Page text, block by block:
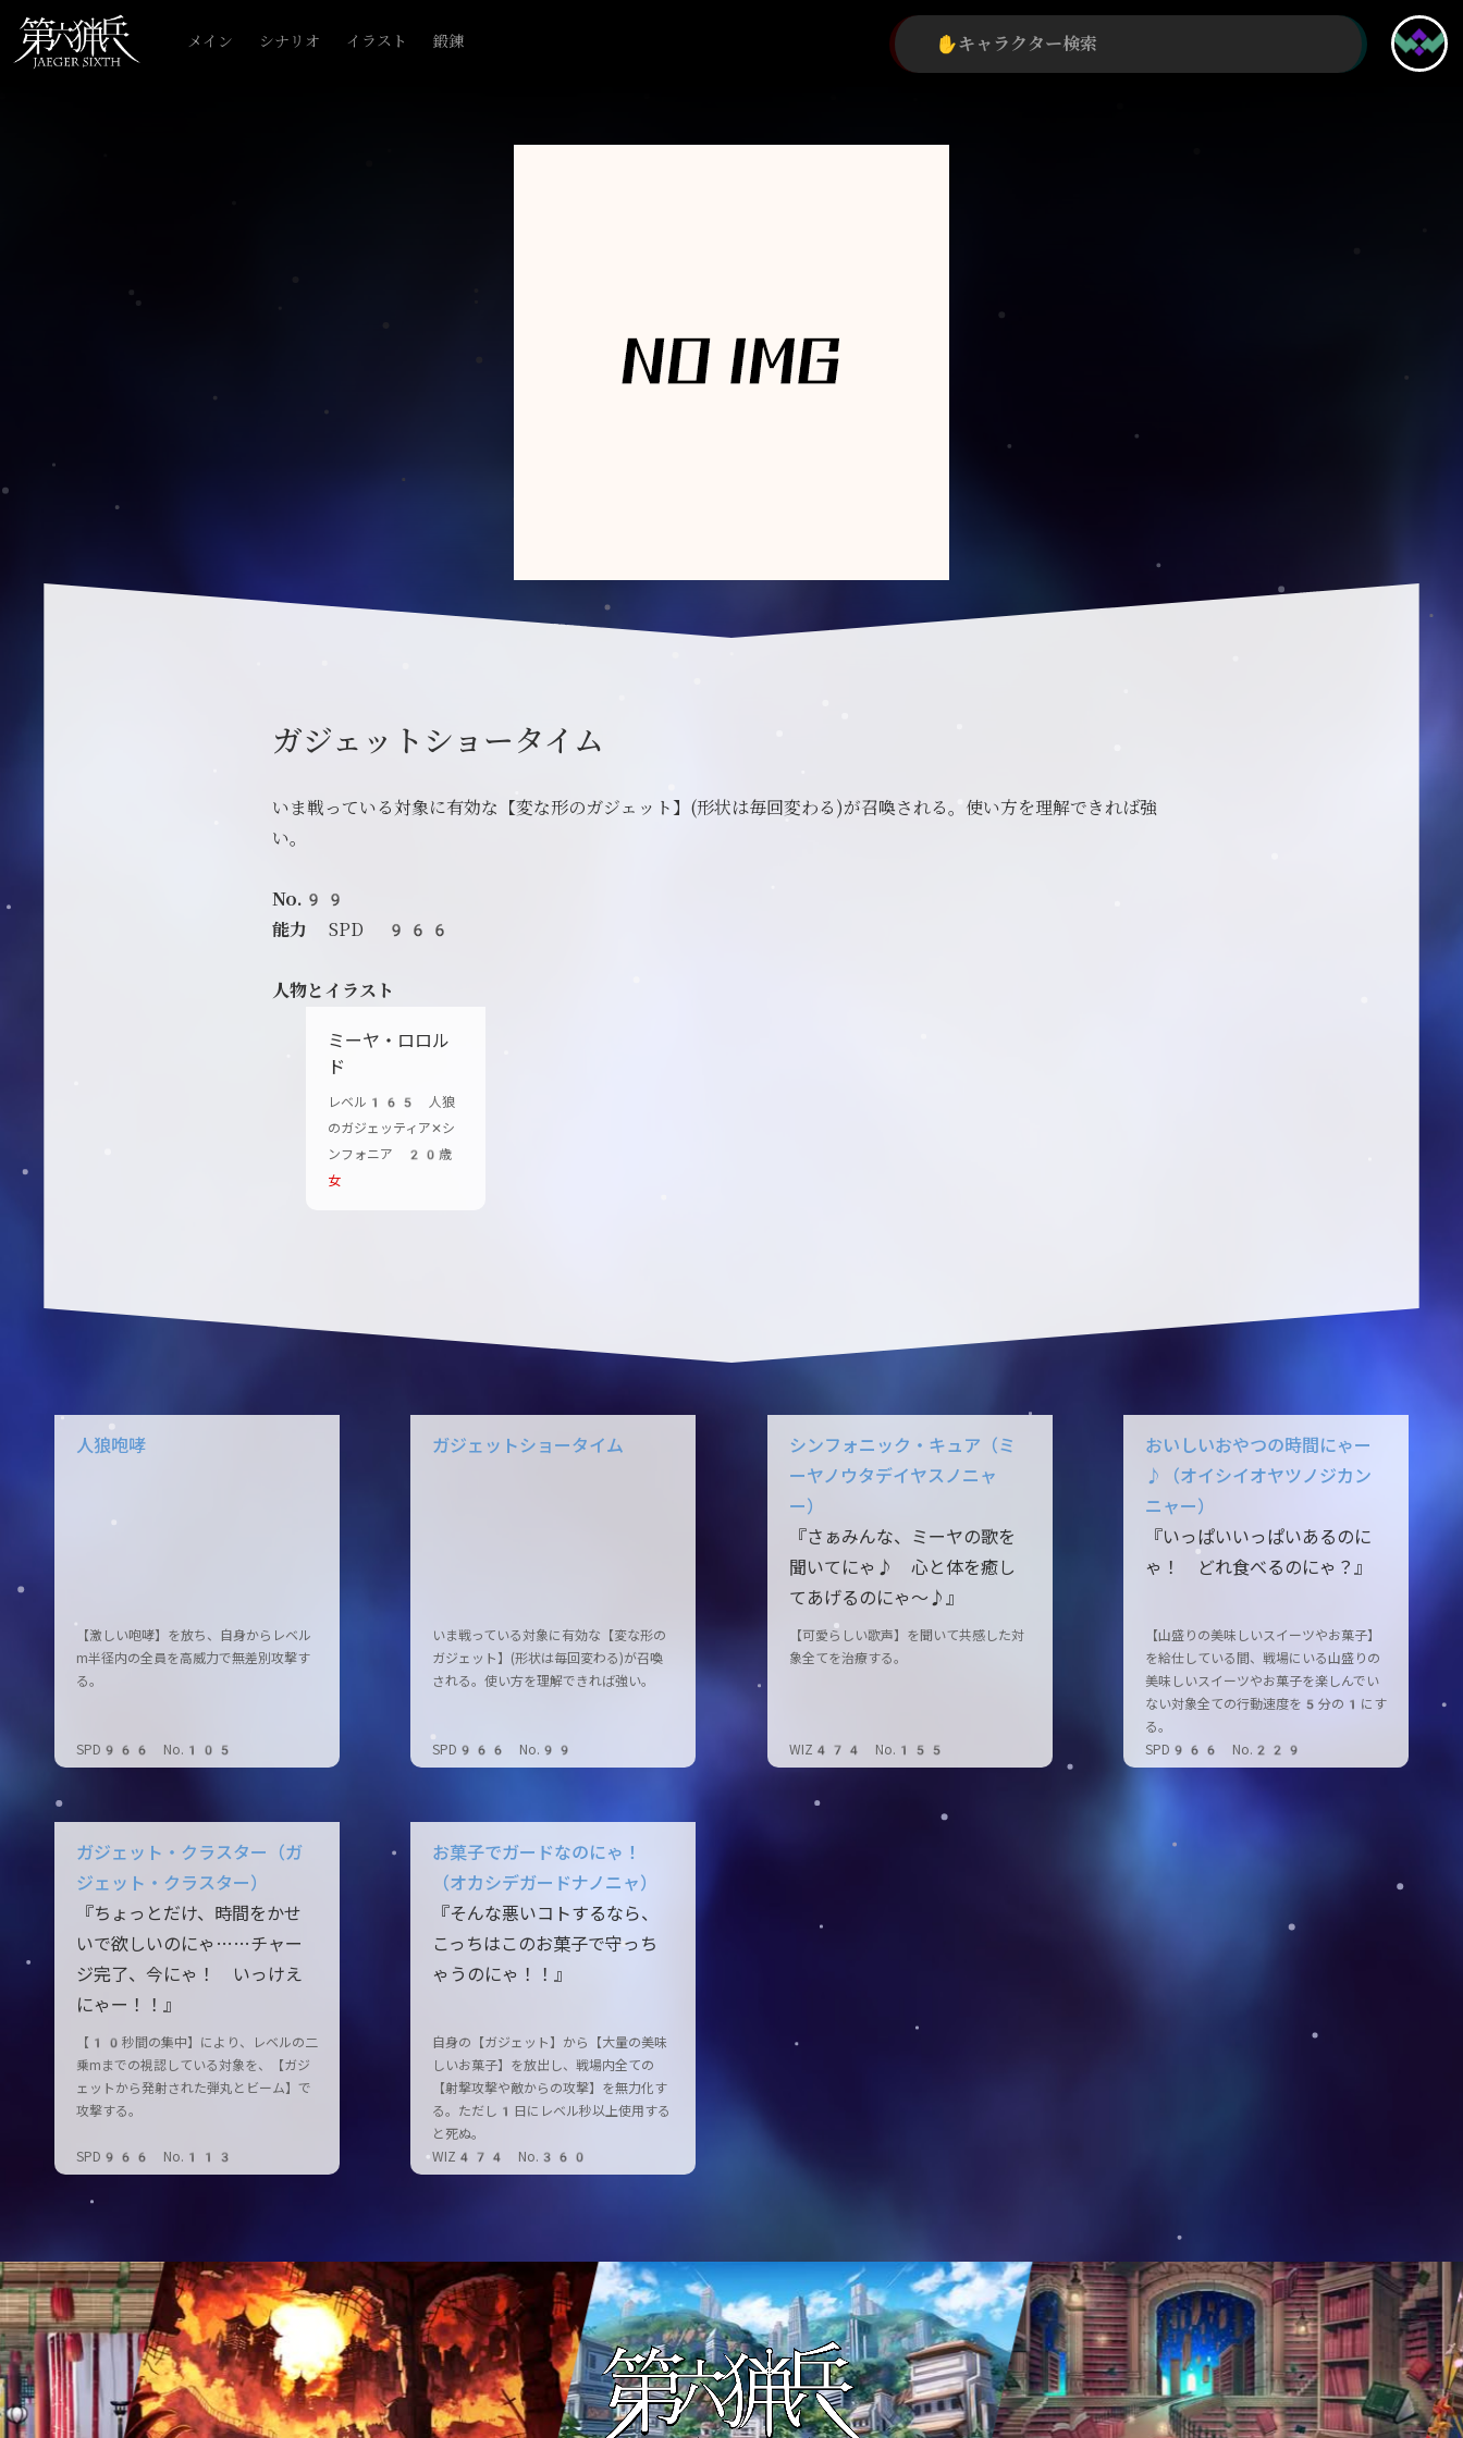
メイン シナリオ イラスト 鍛錬
ガジェットショータイム
いま戦っている対象に有効な【変な形のガジェット】(形状は毎回変わる)が召喚される。使い方を理解できれば強
い。
No.99
能力SPD 966
人物とイラスト
ミーヤ・ロロル
ド
レベル165 人狼
のガジェッティア✕シ
ンフォニア 20歳
女
人狼咆哮
【激しい咆哮】を放ち、自身からレベル
m半径内の全員を高威力で無差別攻撃す
る。
SPD966 No.105
ガジェットショータイム
いま戦っている対象に有効な【変な形の
ガジェット】(形状は毎回変わる)が召喚
される。使い方を理解できれば強い。
SPD966 No.99
シンフォニック・キュア（ミ
ーヤノウタデイヤスノニャ
ー）
『さぁみんな、ミーヤの歌を
聞いてにゃ♪ 心と体を癒し
てあげるのにゃ～♪』
【可愛らしい歌声】を聞いて共感した対
象全てを治療する。
WIZ474 No.155
おいしいおやつの時間にゃー
♪（オイシイオヤツノジカン
ニャー）
『いっぱいいっぱいあるのに
ゃ！ どれ食べるのにゃ？』
【山盛りの美味しいスイーツやお菓子】
を給仕している間、戦場にいる山盛りの
美味しいスイーツやお菓子を楽しんでい
ない対象全ての行動速度を5分の1にす
る。
SPD966 No.229
ガジェット・クラスター（ガ
ジェット・クラスター）
『ちょっとだけ、時間をかせ
いで欲しいのにゃ……チャー
ジ完了、今にゃ！ いっけえ
にゃー！！』
【10秒間の集中】により、レベルの二
乗mまでの視認している対象を、【ガジ
ェットから発射された弾丸とビーム】で
攻撃する。
SPD966 No.113
お菓子でガードなのにゃ！
（オカシデガードナノニャ）
『そんな悪いコトするなら、
こっちはこのお菓子で守っち
ゃうのにゃ！！』
自身の【ガジェット】から【大量の美味
しいお菓子】を放出し、戦場内全ての
【射撃攻撃や敵からの攻撃】を無力化す
る。ただし1日にレベル秒以上使用する
と死ぬ。
WIZ474 No.360